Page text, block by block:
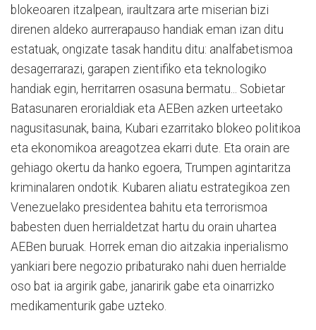
blokeoaren itzalpean, iraultzara arte miserian bizi
direnen aldeko aurrerapauso handiak eman izan ditu
estatuak, ongizate tasak handitu ditu: analfabetismoa
desagerrarazi, garapen zientifiko eta teknologiko
handiak egin, herritarren osasuna bermatu... Sobietar
Batasunaren erorialdiak eta AEBen azken urteetako
nagusitasunak, baina, Kubari ezarritako blokeo politikoa
eta ekonomikoa areagotzea ekarri dute. Eta orain are
gehiago okertu da hanko egoera, Trumpen agintaritza
kriminalaren ondotik. Kubaren aliatu estrategikoa zen
Venezuelako presidentea bahitu eta terrorismoa
babesten duen herrialdetzat hartu du orain uhartea
AEBen buruak. Horrek eman dio aitzakia inperialismo
yankiari bere negozio pribaturako nahi duen herrialde
oso bat ia argirik gabe, janaririk gabe eta oinarrizko
medikamenturik gabe uzteko.